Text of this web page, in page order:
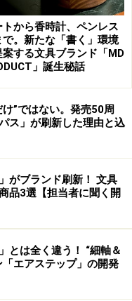
なのでたっぷり飲める
物なので、あまり小
ます。まあ、温度を
うに飲むと、強く甘
はお茶の味というよ
お茶として味わうな
と飲める分量で味わい
茶杯のサイズは悪く
トから香時計、ペンレス
で。新たな「書く」環境
案する文具ブランド「MD
」誕生秘話
”ではない。発売50周
ス」が刷新した理由と込
がブランド刷新！ 文具
品3選【担当者に聞く開
とは全く違う！ “細軸＆
エアステップ」の開発